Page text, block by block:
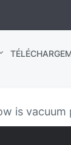
is vacuum